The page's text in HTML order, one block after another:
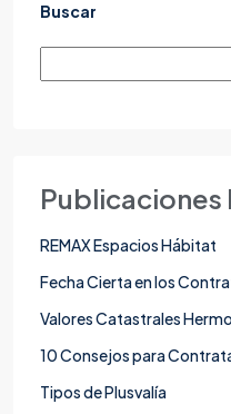
Buscar
Publicaciones
REMAX Espacios Hábitat
Fecha Cierta en los
Valores Catastrales
10 Consejos para
Tipos de Plusvalía